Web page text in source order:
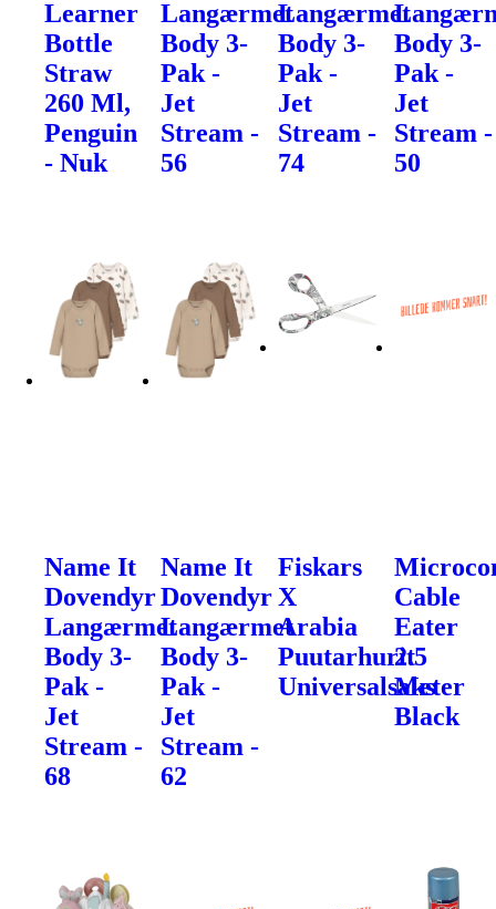
Learner
Bottle
Straw
260 Ml,
Penguin
- Nuk
Langærmet
Body 3-
Pak -
Jet
Stream -
56
Langærmet
Body 3-
Pak -
Jet
Stream -
74
Body 3-
Pak -
Jet
Stream -
50
Name It
Dovendyr
Langærmet
Body 3-
Pak -
Jet
Stream -
68
Name It
Dovendyr
Langærmet
Body 3-
Pak -
Jet
Stream -
62
Fiskars
X
Arabia
Puutarhurit
Universalsaks
Cable
Eater
2.5
Meter
Black